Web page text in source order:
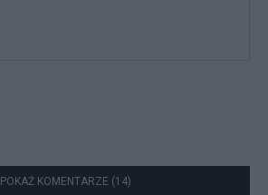
POKAŻ KOMENTARZE (14)